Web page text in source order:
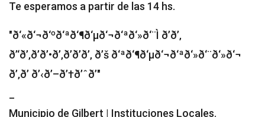
Te esperamos a partir de las 14 hs.
"ð‘«ð‘¬ð‘ºð‘ªð‘¶ð‘µð‘¬ð‘ªð‘»ð‘¨Ì ð’ð’‚
ð’‘ð’‚ð’ð’•ð’‚ð’ð’ð’‚ ð’š ð‘ªð‘¶ð‘µð‘¬ð‘ªð‘»ð‘¨ð‘»ð‘¬
ð’‚ð’ ð’‹ð’–ð’†ð’ˆð’"
Municipio de Gilbert | Instituciones Locales.